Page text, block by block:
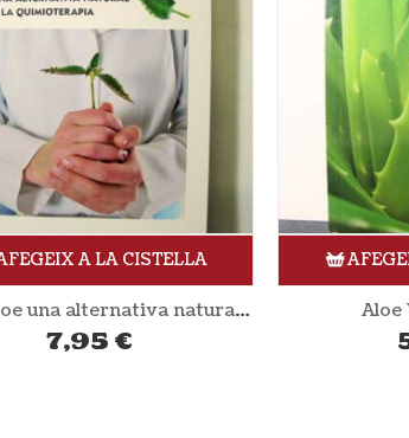
A LA CISTELLA
Aloe Vera (Llibre)
5,95 €
El